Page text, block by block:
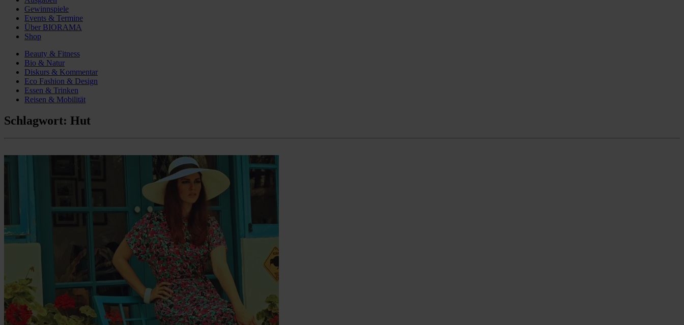
Gewinnspiele
Events & Termine
Über BIORAMA
Shop
Beauty & Fitness
Bio & Natur
Diskurs & Kommentar
Eco Fashion & Design
Essen & Trinken
Reisen & Mobilität
Schlagwort: Hut